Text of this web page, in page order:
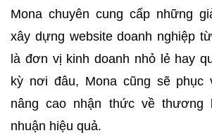
Mona chuyên cung cấp những
xây dựng website doanh nghiệp
là đơn vị kinh doanh nhỏ lẻ hay
kỳ nơi đâu, Mona cũng sẽ phục
nâng cao nhận thức về thương
nhuận hiệu quả.